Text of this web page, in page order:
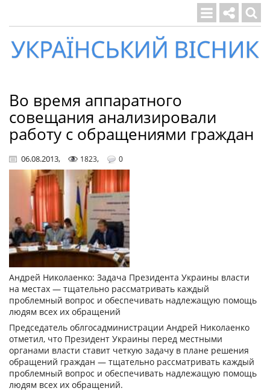
Український
вісник
Во время аппаратного
совещания анализировали
работу с обращениями граждан
06.08.2013, 1823, 0
Андрей Николаенко: Задача Президента Украины власти
на местах — тщательно рассматривать каждый
проблемный вопрос и обеспечивать надлежащую помощь
людям всех их обращений
Председатель облгосадминистрации Андрей Николаенко
отметил, что Президент Украины перед местными
органами власти ставит четкую задачу в плане решения
обращений граждан — тщательно рассматривать каждый
проблемный вопрос и обеспечивать надлежащую помощь
людям всех их обращений.